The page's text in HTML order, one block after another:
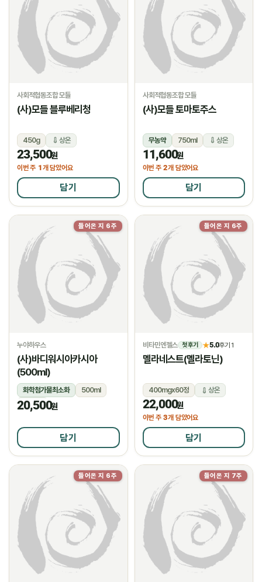
사회적협동조합 모들
(사)모들 블루베리청
450g 상온
23,500원
이번 주 1개 담았어요
담기
사회적협동조합 모들
(사)모들 토마토주스
무농약 750ml 상온
11,600원
이번 주 2개 담았어요
담기
들어온 지 6주
누야하우스
(사)바디워시아카시아
(500ml)
화학첨가물최소화
500ml
상온
20,500원
담기
들어온 지 6주
비타민엔젤스 첫 후기 ★5.0후기 1
멜라네스트(멜라토닌)
400mgx60정 상온
22,000원
이번 주 3개 담았어요
담기
들어온 지 6주 들어온 지 7주